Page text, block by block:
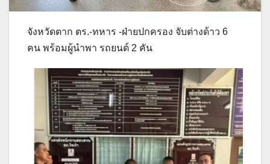
จังหวัดตาก ตร.-ทหาร -ฝ่ายปกครอง จับต่างด้าว 6
คน พร้อมผู้นำพา รถยนต์ 2 คัน